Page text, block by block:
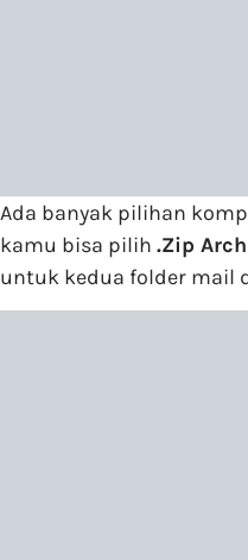
Ada banyak pilihan
kamu bisa pilih .Zip
untuk kedua folder mail